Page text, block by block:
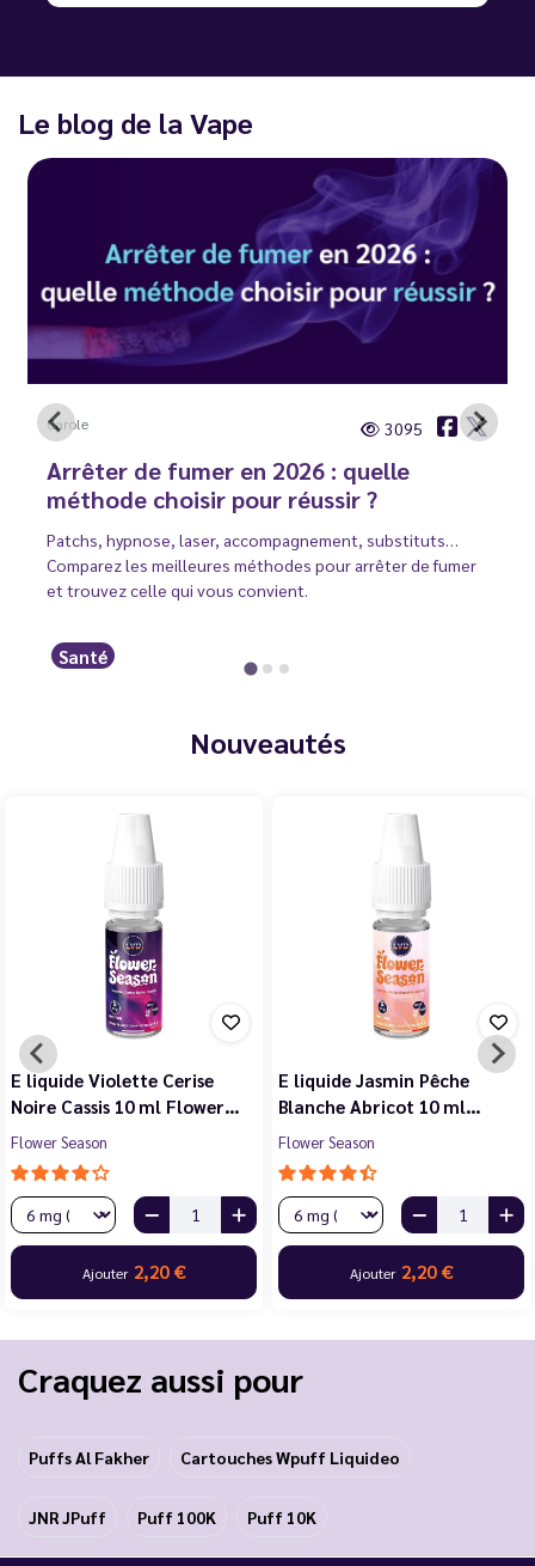
Le blog de la Vape
Carole 3095
Arrêter de fumer en 2026 : quelle
méthode choisir pour réussir ?
Patchs, hypnose, laser, accompagnement, substituts…
Comparez les meilleures méthodes pour arrêter de fumer
et trouvez celle qui vous convient.
Santé
Nouveautés
E liquide Violette Cerise
Noire Cassis 10 ml Flower…
Flower Season
Ajouter 2,20 €
E liquide Jasmin Pêche
Blanche Abricot 10 ml…
Flower Season
Ajouter 2,20 €
Craquez aussi pour
Puffs Al Fakher Cartouches Wpuff Liquideo
JNR JPuff Puff 100K Puff 10K